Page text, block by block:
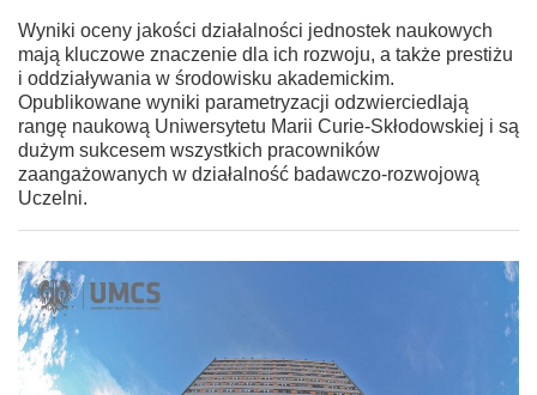
Wyniki oceny jakości działalności jednostek naukowych
mają kluczowe znaczenie dla ich rozwoju, a także prestiżu
i oddziaływania w środowisku akademickim.
Opublikowane wyniki parametryzacji odzwierciedlają
rangę naukową Uniwersytetu Marii Curie-Skłodowskiej i są
dużym sukcesem wszystkich pracowników
zaangażowanych w działalność badawczo-rozwojową
Uczelni.